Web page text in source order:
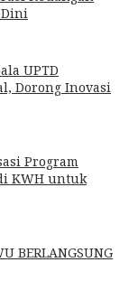
UPTD
Dorong Inovasi
Program
KWH untuk
BERLANGSUNG